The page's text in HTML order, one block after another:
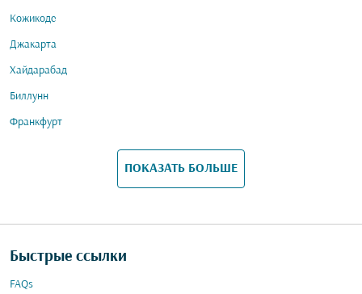
Кожикоде
Джакарта
Хайдарабад
Биллунн
Франкфурт
ПОКАЗАТЬ БОЛЬШЕ
Быстрые ссылки
FAQs